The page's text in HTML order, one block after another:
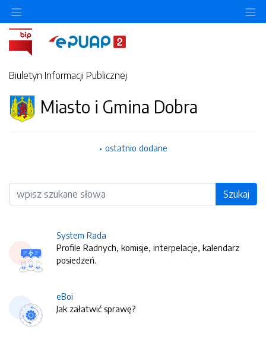
Biuletyn Informacji Publicznej
Miasto i Gmina Dobra
ostatnio dodane
Wyszukiwarka Szukaj
System Rada
Profile Radnych, komisje, interpelacje, kalendarz
posiedzeń.
eBoi
Jak załatwić sprawę?